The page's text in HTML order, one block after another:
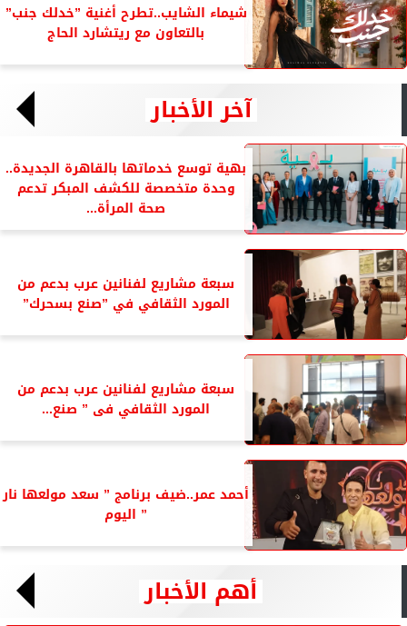
شيماء الشايب..تطرح أغنية ”خدلك جنب”
بالتعاون مع ريتشارد الحاج
آخر الأخبار
بهية توسع خدماتها بالقاهرة الجديدة..
وحدة متخصصة للكشف المبكر تدعم
صحة المرأة...
سبعة مشاريع لفنانين عرب بدعم من
المورد الثقافي في ”صنع بسحرك”
سبعة مشاريع لفنانين عرب بدعم من
المورد الثقافي فى ” صنع...
أحمد عمر..ضيف برنامج ” سعد مولعها نار
” اليوم
أهم الأخبار